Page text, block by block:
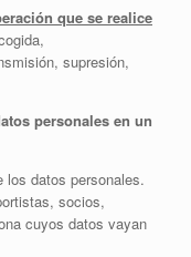
que se realice
supresión,
personales en un
datos personales.
socios,
cuyos datos vayan